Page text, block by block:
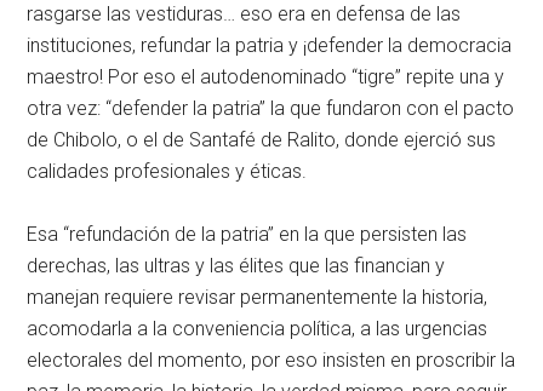
rasgarse las vestiduras… eso era en defensa de las
instituciones, refundar la patria y ¡defender la democracia
maestro! Por eso el autodenominado “tigre” repite una y
otra vez: “defender la patria” la que fundaron con el pacto
de Chibolo, o el de Santafé de Ralito, donde ejerció sus
calidades profesionales y éticas.
Esa “refundación de la patria” en la que persisten las
derechas, las ultras y las élites que las financian y
manejan requiere revisar permanentemente la historia,
acomodarla a la conveniencia política, a las urgencias
electorales del momento, por eso insisten en proscribir la